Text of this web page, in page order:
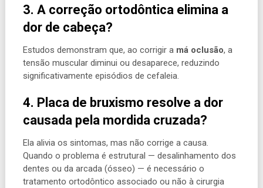
3. A correção ortodôntica elimina a
dor de cabeça?
Estudos demonstram que, ao corrigir a má oclusão, a
tensão muscular diminui ou desaparece, reduzindo
significativamente episódios de cefaleia.
4. Placa de bruxismo resolve a dor
causada pela mordida cruzada?
Ela alivia os sintomas, mas não corrige a causa.
Quando o problema é estrutural — desalinhamento dos
dentes ou da arcada (ósseo) — é necessário o
tratamento ortodôntico associado ou não à cirurgia